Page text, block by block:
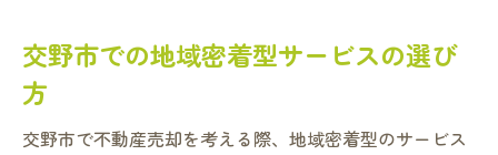
交野市での地域密着型サービスの選び
方
交野市で不動産売却を考える際、地域密着型のサービス